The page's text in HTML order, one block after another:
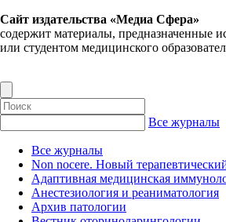
Сайт издательства «Медиа Сфера»
содержит материалы, предназначенные
или студентом медицинского
Все журналы
Все журналы
Non nocere. Новый
Адаптивная медицинская
Анестезиология и реаниматология
Архив патологии